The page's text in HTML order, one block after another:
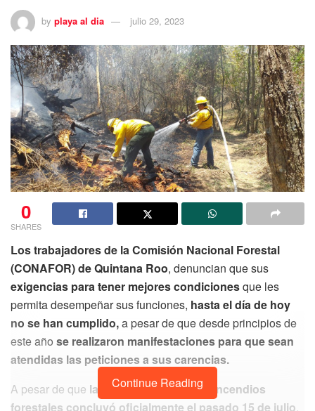
by playa al dia julio 29, 2023
0
SHARES
Los trabajadores de la Comisión Nacional Forestal
(CONAFOR) de Quintana Roo, denuncian que sus
exigencias para tener mejores condicionesque les
permita desempeñar sus funciones, hasta el día de hoy
no se han cumplido,a pesar de que desde principios de
este año se realizaron manifestaciones para que sean
atendidas las peticiones a sus carencias.
A pesar de que la temporada crítica de incendios
forestales concluyó oficialmente el pasado 15 de julio,
Continue Reading